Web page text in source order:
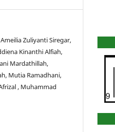
Zuliyanti Siregar,
Kinanthi Alfiah,
Mardathillah,
Mutia Ramadhani,
, Muhammad